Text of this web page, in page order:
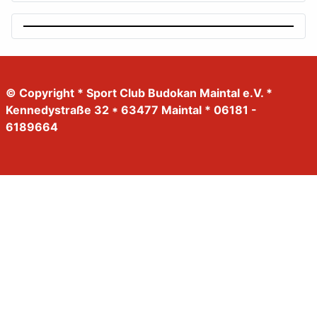
© Copyright * Sport Club Budokan Maintal e.V. *
Kennedystraße 32 * 63477 Maintal * 06181 -
6189664